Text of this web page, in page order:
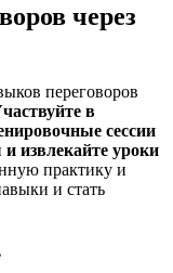
через
переговоров
в
сессии
и извлекайте уроки
практику и
и стать